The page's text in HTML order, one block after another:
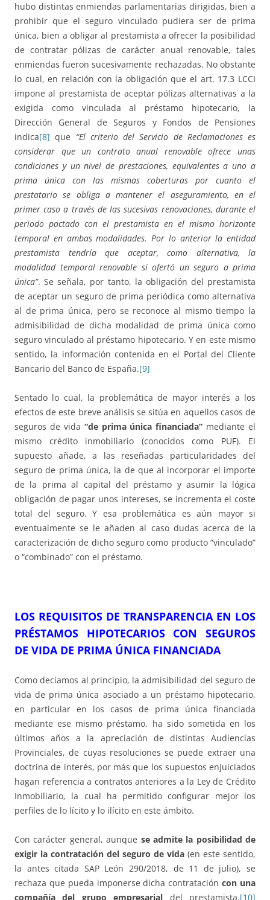
hubo distintas enmiendas parlamentarias dirigidas, bien a
prohibir que el seguro vinculado pudiera ser de prima
única, bien a obligar al prestamista a ofrecer la posibilidad
de contratar pólizas de carácter anual renovable, tales
enmiendas fueron sucesivamente rechazadas. No obstante
lo cual, en relación con la obligación que el art. 17.3 LCCI
impone al prestamista de aceptar pólizas alternativas a la
exigida como vinculada al préstamo hipotecario, la
Dirección General de Seguros y Fondos de Pensiones
indica[8] que “El criterio del Servicio de Reclamaciones es
considerar que un contrato anual renovable ofrece unas
condiciones y un nivel de prestaciones, equivalentes a uno a
prima única con las mismas coberturas por cuanto el
prestatario se obliga a mantener el aseguramiento, en el
primer caso a través de las sucesivas renovaciones, durante el
periodo pactado con el prestamista en el mismo horizonte
temporal en ambas modalidades. Por lo anterior la entidad
prestamista tendría que aceptar, como alternativa, la
modalidad temporal renovable si ofertó un seguro a prima
única”. Se señala, por tanto, la obligación del prestamista
de aceptar un seguro de prima periódica como alternativa
al de prima única, pero se reconoce al mismo tiempo la
admisibilidad de dicha modalidad de prima única como
seguro vinculado al préstamo hipotecario. Y en este mismo
sentido, la información contenida en el Portal del Cliente
Bancario del Banco de España.[9]
Sentado lo cual, la problemática de mayor interés a los
efectos de este breve análisis se sitúa en aquellos casos de
seguros de vida “de prima única financiada” mediante el
mismo crédito inmobiliario (conocidos como PUF). El
supuesto añade, a las reseñadas particularidades del
seguro de prima única, la de que al incorporar el importe
de la prima al capital del préstamo y asumir la lógica
obligación de pagar unos intereses, se incrementa el coste
total del seguro. Y esa problemática es aún mayor si
eventualmente se le añaden al caso dudas acerca de la
caracterización de dicho seguro como producto “vinculado”
o “combinado” con el préstamo.
LOS REQUISITOS DE TRANSPARENCIA EN LOS
PRÉSTAMOS HIPOTECARIOS CON SEGUROS
DE VIDA DE PRIMA ÚNICA FINANCIADA
Como decíamos al principio, la admisibilidad del seguro de
vida de prima única asociado a un préstamo hipotecario,
en particular en los casos de prima única financiada
mediante ese mismo préstamo, ha sido sometida en los
últimos años a la apreciación de distintas Audiencias
Provinciales, de cuyas resoluciones se puede extraer una
doctrina de interés, por más que los supuestos enjuiciados
hagan referencia a contratos anteriores a la Ley de Crédito
Inmobiliario, la cual ha permitido configurar mejor los
perfiles de lo lícito y lo ilícito en este ámbito.
Con carácter general, aunque se admite la posibilidad de
exigir la contratación del seguro de vida (en este sentido,
la antes citada SAP León 290/2018, de 11 de julio), se
rechaza que pueda imponerse dicha contratacióncon una
compañía
del grupo empresarial del prestamista.[10]